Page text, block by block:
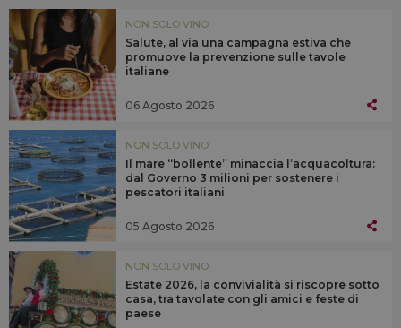
NON SOLO VINO
Salute, al via una campagna estiva che
promuove la prevenzione sulle tavole
italiane
06 Agosto 2026
NON SOLO VINO
Il mare “bollente” minaccia l’acquacoltura:
dal Governo 3 milioni per sostenere i
pescatori italiani
05 Agosto 2026
NON SOLO VINO
Estate 2026, la convivialità si riscopre sotto
casa, tra tavolate con gli amici e feste di
paese